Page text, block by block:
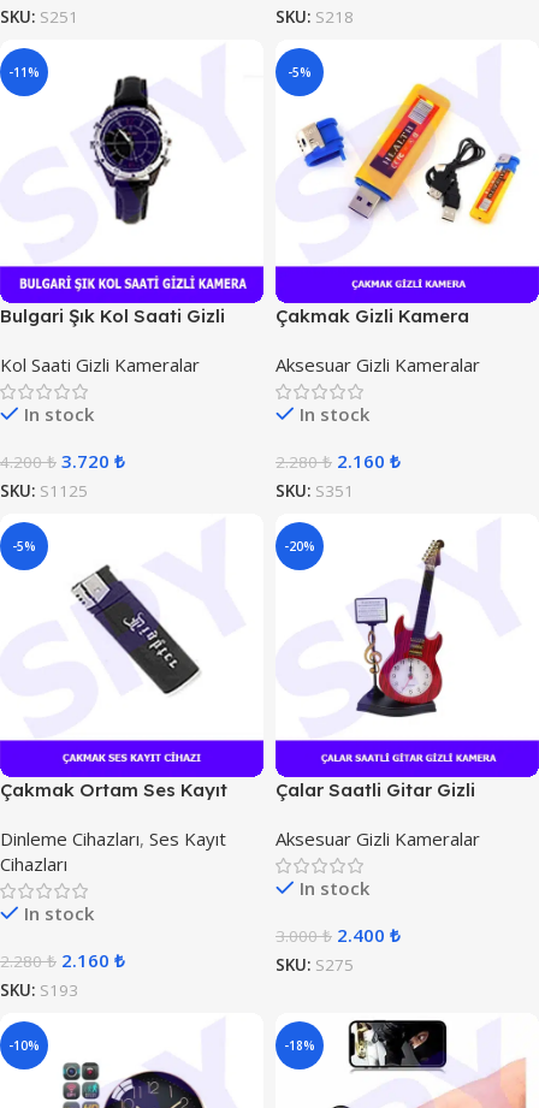
SKU: S251 SKU: S218
-11%
Bulgari Şık Kol Saati Gizli
Kol Saati Gizli Kameralar
In stock
4.200₺ 3.720 ₺
SKU: S1125
-5%
Çakmak Gizli Kamera
Aksesuar Gizli Kameralar
In stock
2.280₺ 2.160 ₺
SKU: S351
-5%
Çakmak Ortam Ses Kayıt
Dinleme Cihazları, Ses Kayıt
Cihazları
In stock
2.280₺ 2.160 ₺
SKU: S193
-20%
Çalar Saatli Gitar Gizli
Aksesuar Gizli Kameralar
In stock
3.000₺ 2.400 ₺
SKU: S275
-10% -18%